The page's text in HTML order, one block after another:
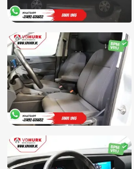
Standkachel
Start/stop systeem
Stoelverwarming
Stuurbekrachtiging
Stuur leder
Stuur leder en multifunctioneel
Stuur multifunctioneel
Stuur verstelbaar
Stuurwiel multifunctioneel
Tussenschot volledig